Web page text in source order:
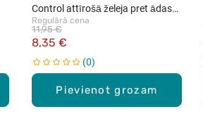
Pievienot grozam
Control attīrošā želeja pret ādas
nepilnībām, 260ml
Regulārā cena
8,35 €
11,95 €
0